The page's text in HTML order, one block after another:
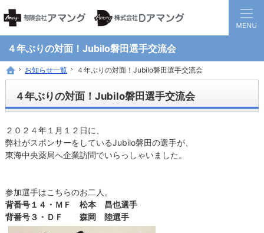
４年ぶりの対面！Jubilo磐田選手交流会
静岡県西部地方の地域医療を担う調剤保険薬局グループです。
患者様と医療機関の間に入り、地域全体の健康に貢献する薬局を目指して
ホーム
お知らせ一覧 ４年ぶりの対面！Jubilo磐田選手交流会
４年ぶりの対面！Jubilo磐田選手交流会
２０２４年１月１２日に、
弊社がスポンサーをしているJubilo磐田の選手が、
東海中央薬局へ企業訪問でいらっしゃいました。
参加選手はこちらのお二人。
背番号１４・ＭＦ 松本 昌也選手
背番号３・ＤＦ 森岡 陸選手
ホーム
お知らせ一覧 ４年ぶりの対面！Jubilo磐田選手交流会